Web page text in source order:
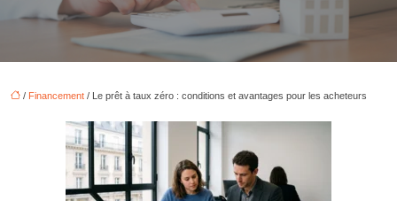
/ Financement / Le prêt à taux zéro : conditions et avantages pour les acheteurs